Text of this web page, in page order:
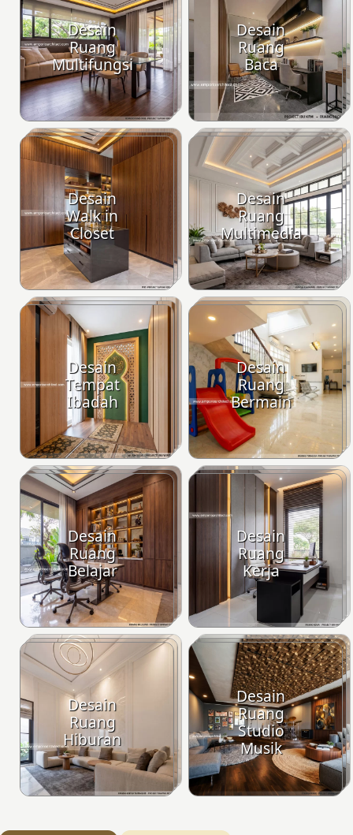
Desain
Ruang
Multifungsi
Desain
Ruang
Baca
Desain
Walk in
Closet
Desain
Ruang
Multimedia
Desain
Tempat
Ibadah
Desain
Ruang
Bermain
Desain
Ruang
Belajar
Desain
Ruang
Kerja
Desain
Ruang
Hiburan
Desain
Ruang
Studio
Musik